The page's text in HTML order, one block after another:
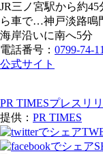
JR三ノ宮駅から約
ら車で…神戸淡路鳴
海岸沿いに南へ5分
電話番号： 0799-74-
公式サイト
PR TIMESプレスリ
提供： PR TIMES